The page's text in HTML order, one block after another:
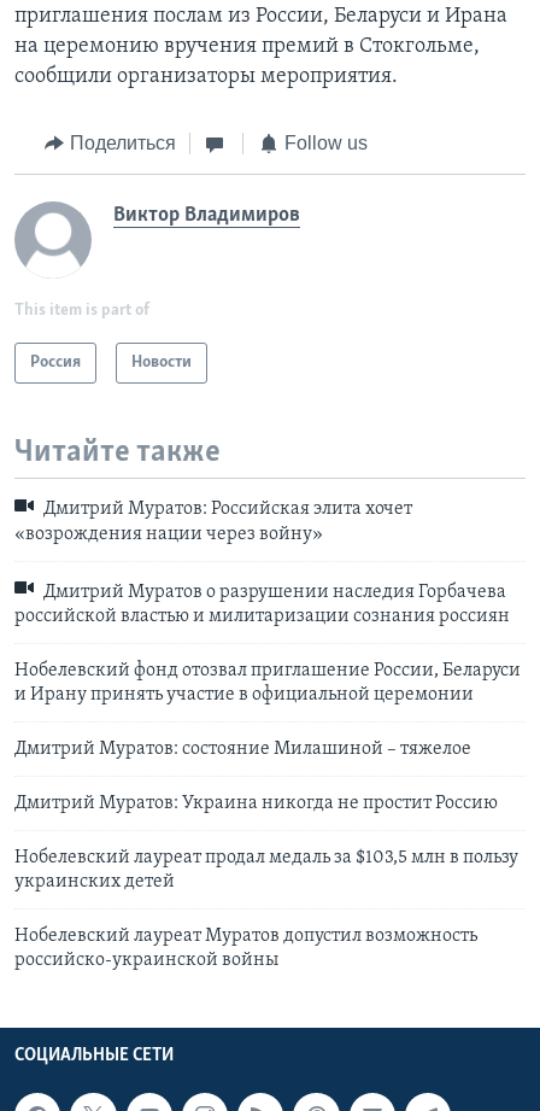
приглашения послам из России, Беларуси и Ирана
на церемонию вручения премий в Стокгольме,
сообщили организаторы мероприятия.
Поделиться Follow us
Виктор Владимиров
This item is part of
Россия Новости
Читайте также
Дмитрий Муратов: Российская элита хочет
«возрождения нации через войну»
Дмитрий Муратов о разрушении наследия Горбачева
российской властью и милитаризации сознания россиян
Нобелевский фонд отозвал приглашение России, Беларуси
и Ирану принять участие в официальной церемонии
Дмитрий Муратов: состояние Милашиной – тяжелое
Дмитрий Муратов: Украина никогда не простит Россию
Нобелевский лауреат продал медаль за $103,5 млн в пользу
украинских детей
Нобелевский лауреат Муратов допустил возможность
российско-украинской войны
СОЦИАЛЬНЫЕ СЕТИ